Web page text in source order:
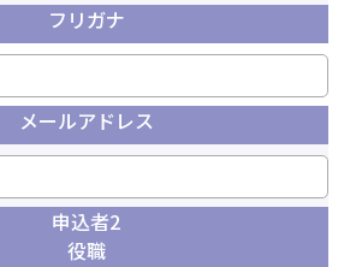
フリガナ
メールアドレス
申込者2
役職